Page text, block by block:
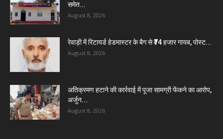
समेत...
August 8, 2026
रेवाड़ी में रिटायर्ड हेडमास्टर के बैग से ₹74 हजार गायब, पोस्ट...
August 8, 2026
अतिक्रमण हटाने की कार्रवाई में पूजा सामग्री फेंकने का आरोप,
अर्जुन...
August 8, 2026